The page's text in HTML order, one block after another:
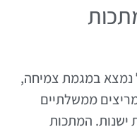
נמצא במגמת צמיחה,
ממשלתיים
המתכות